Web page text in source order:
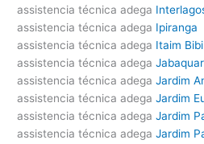
assistencia técnica adega
assistencia técnica adega Ipiranga
assistencia técnica adega Itaim Bibi
assistencia técnica adega
assistencia técnica adega Jardim
assistencia técnica adega Jardim
assistencia técnica adega Jardim
assistencia técnica adega Jardim